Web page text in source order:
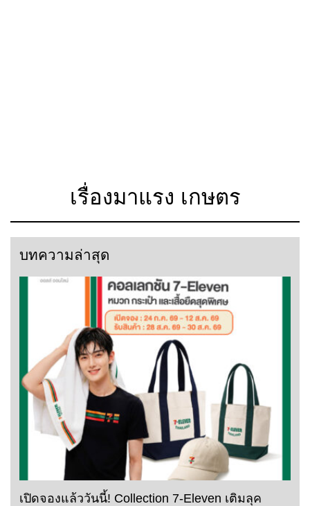
เรื่องมาแรง เกษตร
บทความล่าสุด
เปิดจองแล้ววันนี้! Collection 7-Eleven เติมลุค